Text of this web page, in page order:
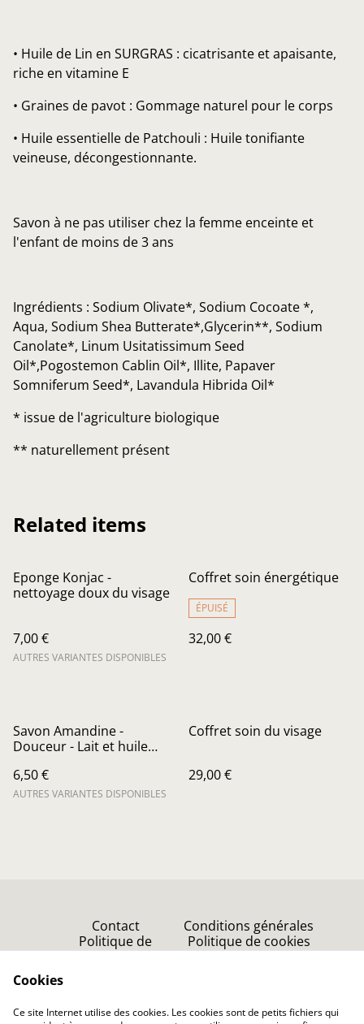
• Huile de Lin en SURGRAS : cicatrisante et apaisante,
riche en vitamine E
• Graines de pavot : Gommage naturel pour le corps
• Huile essentielle de Patchouli : Huile tonifiante
veineuse, décongestionnante.
Savon à ne pas utiliser chez la femme enceinte et
l'enfant de moins de 3 ans
Ingrédients : Sodium Olivate*, Sodium Cocoate *,
Aqua, Sodium Shea Butterate*,Glycerin**, Sodium
Canolate*, Linum Usitatissimum Seed
Oil*,Pogostemon Cablin Oil*, Illite, Papaver
Somniferum Seed*, Lavandula Hibrida Oil*
* issue de l'agriculture biologique
** naturellement présent
Related items
Eponge Konjac -
nettoyage doux du visage
7,00 €
AUTRES VARIANTES DISPONIBLES
Coffret soin énergétique
ÉPUISÉ
32,00 €
Savon Amandine -
Douceur - Lait et huile
6,50 €
AUTRES VARIANTES DISPONIBLES
Coffret soin du visage
29,00 €
Contact
Conditions générales
Politique de
confidentialité
Politique de cookies
Cookies
Ce site Internet utilise des cookies. Les cookies sont de petits fichiers qui